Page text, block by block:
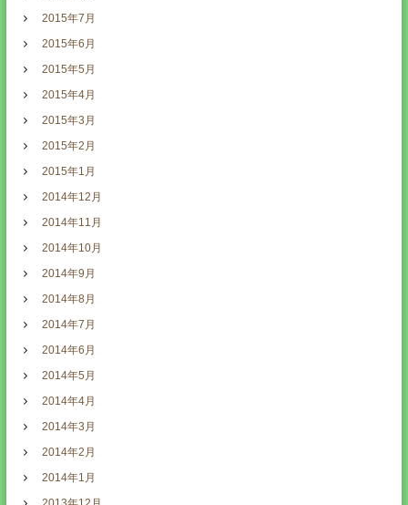
2015年7月
2015年6月
2015年5月
2015年4月
2015年3月
2015年2月
2015年1月
2014年12月
2014年11月
2014年10月
2014年9月
2014年8月
2014年7月
2014年6月
2014年5月
2014年4月
2014年3月
2014年2月
2014年1月